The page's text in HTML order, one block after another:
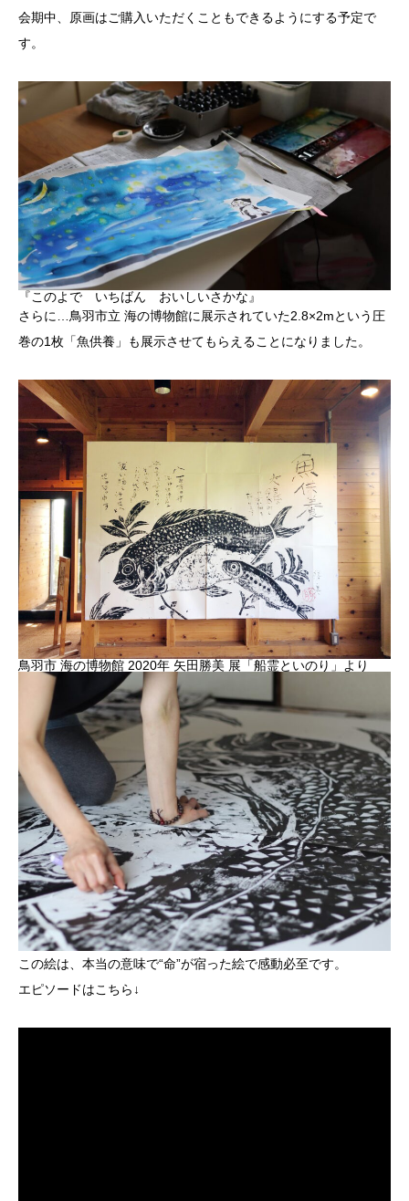
会期中、原画はご購入いただくこともできるようにする予定で
す。
『このよで いちばん おいしいさかな』
さらに…鳥羽市立 海の博物館に展示されていた2.8×2mという圧
巻の1枚「魚供養」も展示させてもらえることになりました。
鳥羽市 海の博物館 2020年 矢田勝美 展「船霊といのり」より
この絵は、本当の意味で“命”が宿った絵で感動必至です。
エピソードはこちら↓